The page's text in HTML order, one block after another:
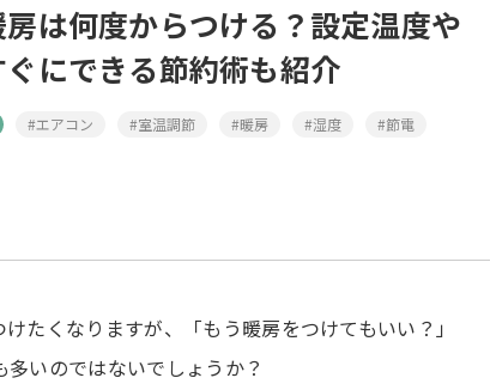
は何度からつける？設定温度や
にできる節約術も紹介
#エアコン #室温調節 #暖房 #湿度 #節電
たくなりますが、「もう暖房をつけてもいい？」
いのではないでしょうか？